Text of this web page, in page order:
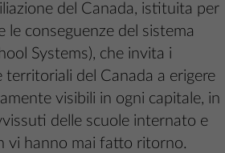
del Canada, istituita per
le conseguenze del sistema
Systems), che invita i
territoriali del Canada a erigere
visibili in ogni capitale, in
delle scuole internato e
vi hanno mai fatto ritorno.